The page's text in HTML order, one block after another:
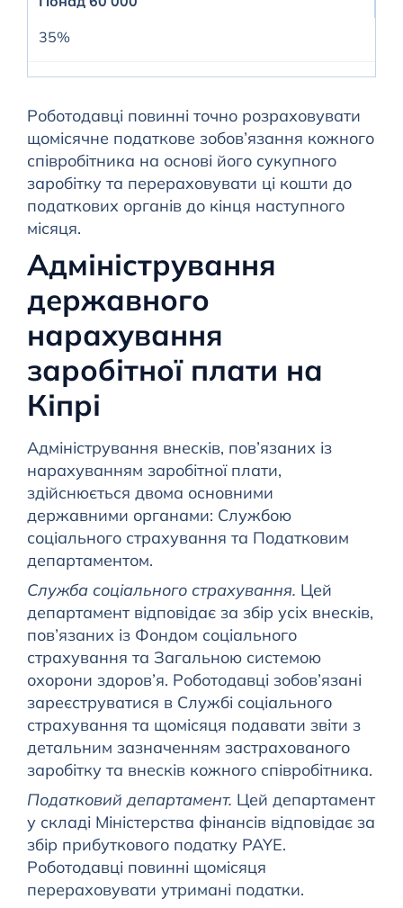
35%
Роботодавці повинні точно розраховувати
щомісячне податкове зобов’язання кожного
співробітника на основі його сукупного
заробітку та перераховувати ці кошти до
податкових органів до кінця наступного
місяця.
Адміністрування
державного
нарахування
заробітної плати на
Кіпрі
Адміністрування внесків, пов’язаних із
нарахуванням заробітної плати,
здійснюється двома основними
державними органами: Службою
соціального страхування та Податковим
департаментом.
Служба соціального страхування. Цей
департамент відповідає за збір усіх внесків,
пов’язаних із Фондом соціального
страхування та Загальною системою
охорони здоров’я. Роботодавці зобов’язані
зареєструватися в Службі соціального
страхування та щомісяця подавати звіти з
детальним зазначенням застрахованого
заробітку та внесків кожного співробітника.
Податковий департамент. Цей департамент
у складі Міністерства фінансів відповідає за
збір прибуткового податку PAYE.
Роботодавці повинні щомісяця
перераховувати утримані податки.